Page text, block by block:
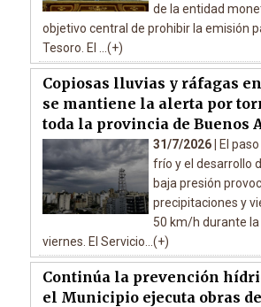
de la entidad
objetivo central de prohibir la emisión
Tesoro. El ...(+)
Copiosas lluvias y ráfagas
se mantiene la alerta por
toda la provincia de Buenos
31/7/2026 |
El
frío y el desarrollo
baja presión
precipitaciones y
50 km/h durante la
viernes. El Servicio...(+)
Continúa la prevención
el Municipio ejecuta obras